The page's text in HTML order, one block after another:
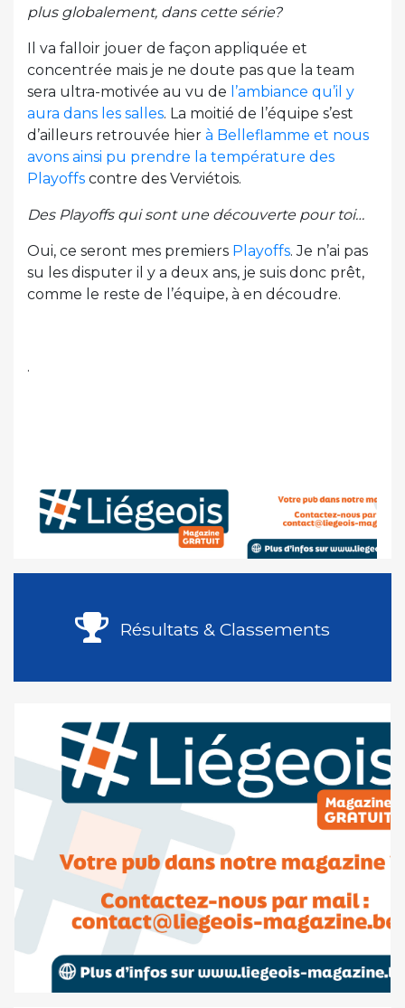
plus globalement, dans cette série?
Il va falloir jouer de façon appliquée et
concentrée mais je ne doute pas que la team
sera ultra-motivée au vu de l’ambiance qu’il y
aura dans les salles. La moitié de l’équipe s’est
d’ailleurs retrouvée hier à Belleflamme et nous
avons ainsi pu prendre la température des
Playoffs contre des Verviétois.
Des Playoffs qui sont une découverte pour toi…
Oui, ce seront mes premiers Playoffs. Je n’ai pas
su les disputer il y a deux ans, je suis donc prêt,
comme le reste de l’équipe, à en découdre.
.
Résultats & Classements